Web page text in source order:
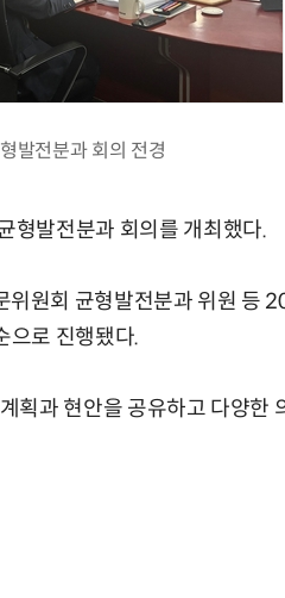
발전분과 회의 전경
형발전분과 회의를 개최했다.
원회 균형발전분과 위원 등
으로 진행됐다.
획과 현안을 공유하고 다양한